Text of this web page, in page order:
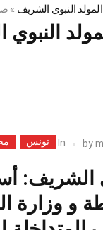
المولد النبوي الشريف »
by
In تونس
الشريف:
و وزارة